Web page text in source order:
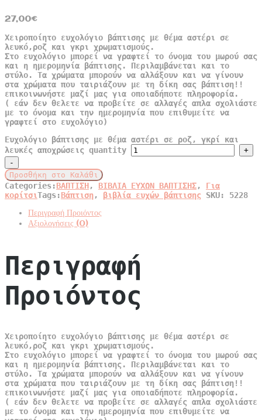
27,00€
Χειροποίητο ευχολόγιο βάπτισης με θέμα αστέρι σε
λευκό,ροζ και γκρι χρωματισμούς.
Στο ευχολόγιο μπορεί να γραφτεί το όνομα του μωρού σας
και η ημερομηνία βάπτισης. Περιλαμβάνεται και το
στύλο. Τα χρώματα μπορούν να αλλάξουν και να γίνουν
στα χρώματα που ταιριάζουν με τη δίκη σας βάπτιση!!
επικοινωνήστε μαζί μας για οποιαδήποτε πληροφορία.
( εάν δεν θελετε να προβείτε σε αλλαγές απλα σχολιάστε
με το όνομα και την ημερομηνία που επιθυμείτε να
γραφτεί στο ευχολόγιο)
Ευχολόγιο βάπτισης με θέμα αστέρι σε ροζ, γκρί και
λευκές αποχρώσεις quantity
Προσθήκη στο Καλάθι
Categories:ΒΑΠΤΙΣΗ, ΒΙΒΛΙΑ ΕΥΧΩΝ ΒΑΠΤΙΣΗΣ, Για
κορίτσιTags:Βάπτιση, βιβλία ευχών βάπτισης SKU: 5228
Περιγραφή Προιόντος
Αξιολογήσεις (0)
Περιγραφή
Προιόντος
Χειροποίητο ευχολόγιο βάπτισης με θέμα αστέρι σε
λευκό,ροζ και γκρι χρωματισμούς.
Στο ευχολόγιο μπορεί να γραφτεί το όνομα του μωρού σας
και η ημερομηνία βάπτισης. Περιλαμβάνεται και το
στύλο. Τα χρώματα μπορούν να αλλάξουν και να γίνουν
στα χρώματα που ταιριάζουν με τη δίκη σας βάπτιση!!
επικοινωνήστε μαζί μας για οποιαδήποτε πληροφορία.
( εάν δεν θελετε να προβείτε σε αλλαγές απλα σχολιάστε
με το όνομα και την ημερομηνία που επιθυμείτε να